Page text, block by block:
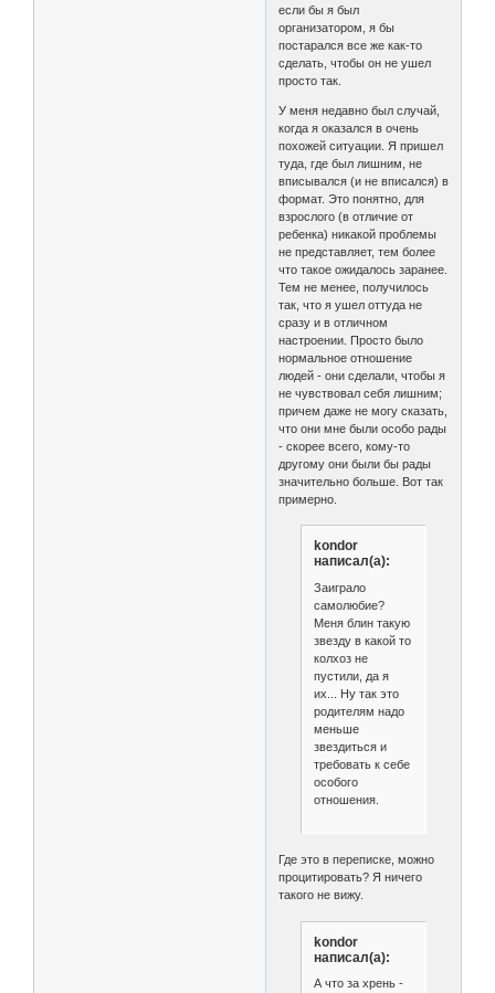
если бы я был
организатором, я бы
постарался все же как-то
сделать, чтобы он не ушел
просто так.
У меня недавно был случай,
когда я оказался в очень
похожей ситуации. Я пришел
туда, где был лишним, не
вписывался (и не вписался) в
формат. Это понятно, для
взрослого (в отличие от
ребенка) никакой проблемы
не представляет, тем более
что такое ожидалось заранее.
Тем не менее, получилось
так, что я ушел оттуда не
сразу и в отличном
настроении. Просто было
нормальное отношение
людей - они сделали, чтобы я
не чувствовал себя лишним;
причем даже не могу сказать,
что они мне были особо рады
- скорее всего, кому-то
другому они были бы рады
значительно больше. Вот так
примерно.
kondor
написал(а):
Заиграло
самолюбие?
Меня блин такую
звезду в какой то
колхоз не
пустили, да я
их... Ну так это
родителям надо
меньше
звездиться и
требовать к себе
особого
отношения.
Где это в переписке, можно
процитировать? Я ничего
такого не вижу.
kondor
написал(а):
А что за хрень -